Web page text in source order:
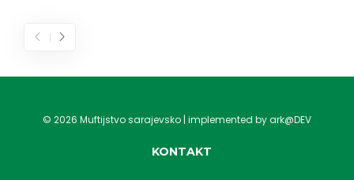
© 2026 Muftijstvo sarajevsko | implemented by ark@DEV
KONTAKT